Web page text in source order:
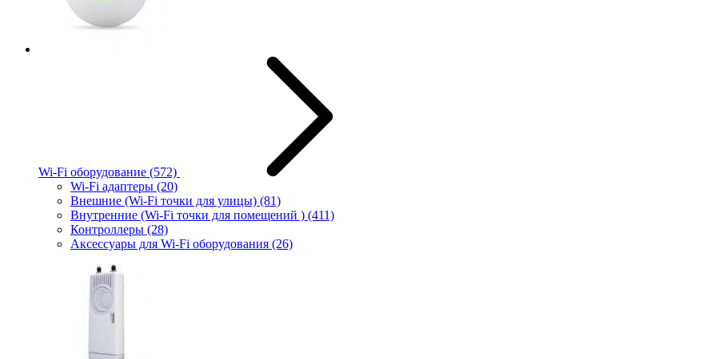
Wi-Fi оборудование (572)
Wi-Fi адаптеры (20)
Внешние (Wi-Fi точки для улицы) (81)
Внутренние (Wi-Fi точки для помещений ) (411)
Контроллеры (28)
Аксессуары для Wi-Fi оборудования (26)